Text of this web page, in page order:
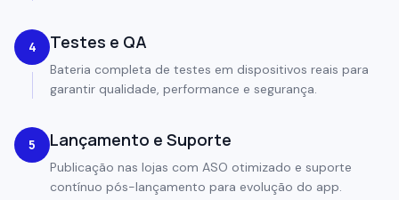
4 Testes e QA
Bateria completa de testes em dispositivos reais para
garantir qualidade, performance e segurança.
5 Lançamento e Suporte
Publicação nas lojas com ASO otimizado e suporte
contínuo pós-lançamento para evolução do app.